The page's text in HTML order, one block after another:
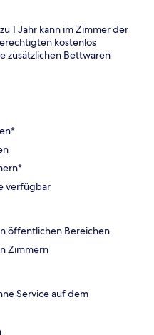
1 Jahr kann im Zimmer der
kostenlos
zusätzlichen Bettwaren
verfügbar
öffentlichen Bereichen
Zimmern
Service auf dem